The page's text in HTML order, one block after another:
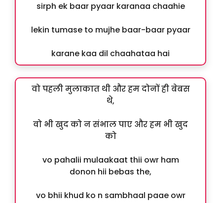
sirph ek baar pyaar karanaa chaahie
lekin tumase to mujhe baar-baar pyaar
karane kaa dil chaahataa hai
वो पहली मुलाकात थी और हम दोनों ही बेबस
थे,
वो भी खुद को न संभाल पाए और हम भी खुद
को
vo pahalii mulaakaat thii owr ham
donon hii bebas the,
vo bhii khud ko n sambhaal paae owr